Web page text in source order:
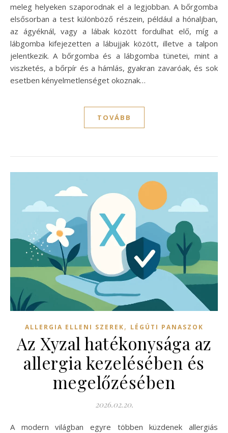
meleg helyeken szaporodnak el a legjobban. A bőrgomba
elsősorban a test különböző részein, például a hónaljban,
az ágyéknál, vagy a lábak között fordulhat elő, míg a
lábgomba kifejezetten a lábujjak között, illetve a talpon
jelentkezik. A bőrgomba és a lábgomba tünetei, mint a
viszketés, a bőrpír és a hámlás, gyakran zavaróak, és sok
esetben kényelmetlenséget okoznak…
TOVÁBB
ALLERGIA ELLENI SZEREK, LÉGÚTI PANASZOK
Az Xyzal hatékonysága az
allergia kezelésében és
megelőzésében
2026.02.20.
A modern világban egyre többen küzdenek allergiás